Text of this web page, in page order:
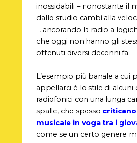
inossidabili – nonostante il
dallo studio cambi alla
-, ancorando la radio a
che oggi non hanno gli
ottenuti diversi decenni fa.
L’esempio più banale a cui
appellarci è lo stile di
radiofonici con una lunga
spalle, che spesso
musicale in voga tra i
come se un certo genere